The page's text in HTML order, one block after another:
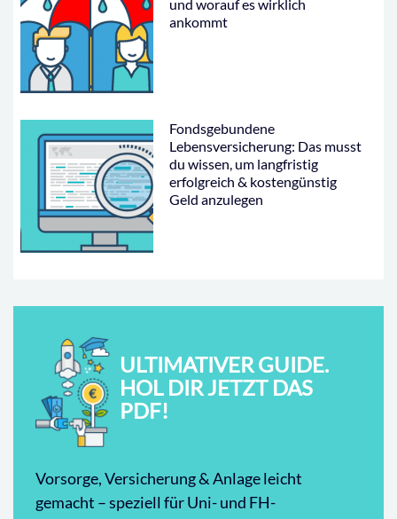
und worauf es wirklich
ankommt
Fondsgebundene
Lebensversicherung: Das musst
du wissen, um langfristig
erfolgreich & kostengünstig
Geld anzulegen
ULTIMATIVER GUIDE.
HOL DIR JETZT DAS
PDF!
Vorsorge, Versicherung & Anlage leicht
gemacht – speziell für Uni- und FH-